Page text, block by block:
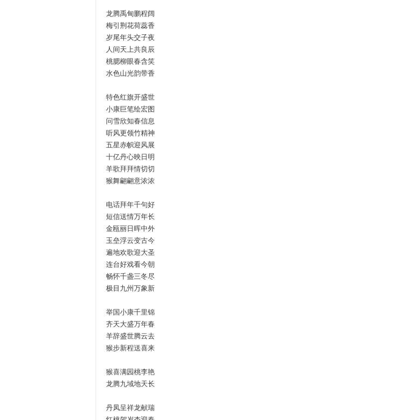
龙腾禹甸鹏程阔
梅引荆花荷蕊香
岁尾年头交子夜
人间天上共良辰
桃腮柳眼春含笑
水色山光韵带香
特色红旗开盛世
小康巨笔绘宏图
问雪欣知春信息
听风更领竹精神
五星赤帜迎风展
十亿丹心映日明
羊歌拜拜情切切
猴舞翩翩意浓浓
电话拜年千句好
短信送情万年长
金瓯丽日晖中外
玉垒浮云变古今
遍地欢歌迎大圣
连台好戏看今朝
畅怀千盏三冬尽
极目九州万象新
举国小康千里锦
齐天大盛万年春
羊辞盛世腾云去
猴步新程送喜来
猴喜满园桃李艳
龙腾九域地天长
丹凤呈祥龙献瑞